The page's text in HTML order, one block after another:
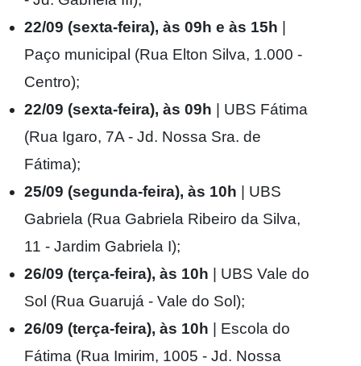
22/09 (sexta-feira), às 09h e às 15h
Paço municipal (Rua Elton Silva, 1.000 -
Centro);
22/09 (sexta-feira), às 09h
| UBS Fátima
(Rua Igaro, 7A - Jd. Nossa Sra. de
Fátima);
25/09 (segunda-feira), às 10h | UBS
Gabriela (Rua Gabriela Ribeiro da Silva,
11 - Jardim Gabriela I);
26/09 (terça-feira), às 10h | UBS Vale do
Sol (Rua Guarujá - Vale do Sol);
26/09 (terça-feira), às 10h | Escola do
Fátima (Rua Imirim, 1005 - Jd. Nossa